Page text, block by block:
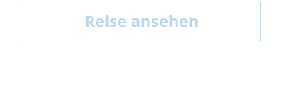
Reise ansehen